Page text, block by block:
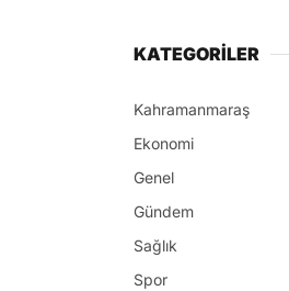
KATEGORİLER
Kahramanmaraş
Ekonomi
Genel
Gündem
Sağlık
Spor